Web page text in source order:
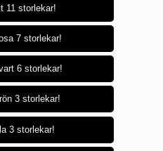
11 storlekar!
7 storlekar!
6 storlekar!
3 storlekar!
3 storlekar!